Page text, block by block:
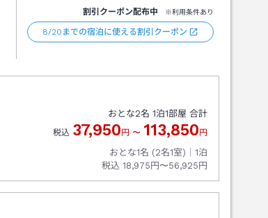
割引クーポン配布中 ※利用条件あり
8/20までの宿泊に使える割引クーポン
おとな2名 1泊1部屋 合計
税込 37,950 円 〜 113,850 円
おとな1名 (2名1室)｜ 1泊
税込 18,975円〜56,925円